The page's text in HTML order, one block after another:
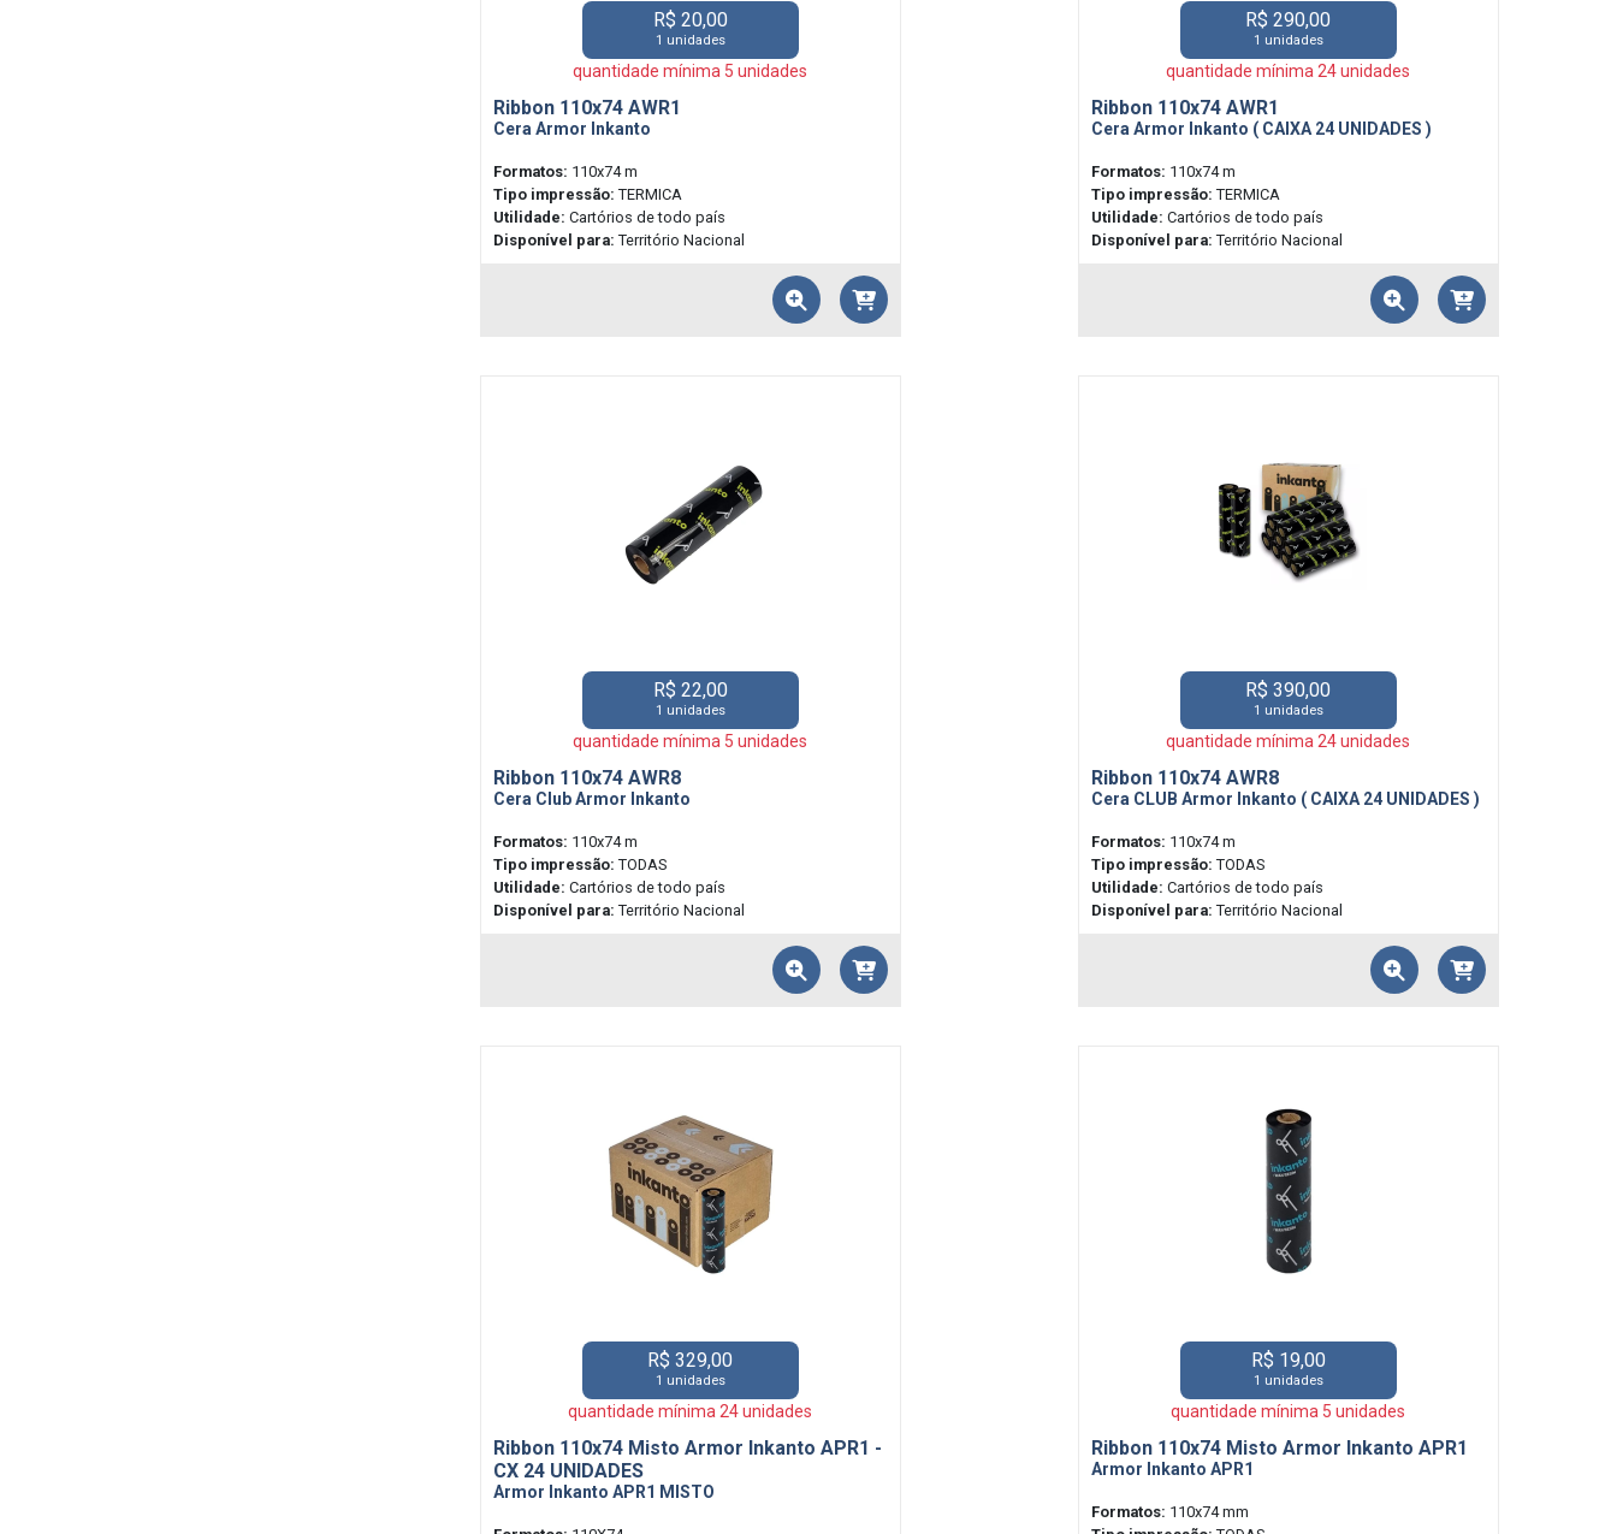
R$ 20,00
1 unidades
quantidade mínima 5 unidades
Ribbon 110x74 AWR1
Cera Armor Inkanto
Formatos: 110x74 m
Tipo impressão: TERMICA
Utilidade: Cartórios de todo país
Disponível para: Território Nacional
R$ 290,00
1 unidades
quantidade mínima 24 unidades
Ribbon 110x74 AWR1
Cera Armor Inkanto ( CAIXA 24 UNIDADES )
Formatos: 110x74 m
Tipo impressão: TERMICA
Utilidade: Cartórios de todo país
Disponível para: Território Nacional
R$ 22,00
1 unidades
quantidade mínima 5 unidades
Ribbon 110x74 AWR8
Cera Club Armor Inkanto
Formatos: 110x74 m
Tipo impressão: TODAS
Utilidade: Cartórios de todo país
Disponível para: Território Nacional
R$ 390,00
1 unidades
quantidade mínima 24 unidades
Ribbon 110x74 AWR8
Cera CLUB Armor Inkanto ( CAIXA 24 UNIDADES )
Formatos: 110x74 m
Tipo impressão: TODAS
Utilidade: Cartórios de todo país
Disponível para: Território Nacional
R$ 329,00
1 unidades
quantidade mínima 24 unidades
Ribbon 110x74 Misto Armor Inkanto APR1 -
CX 24 UNIDADES
Armor Inkanto APR1 MISTO
R$ 19,00
1 unidades
quantidade mínima 5 unidades
Ribbon 110x74 Misto Armor Inkanto APR1
Armor Inkanto APR1
Formatos: 110x74 mm